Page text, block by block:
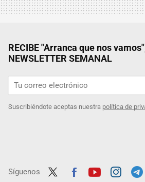
RECIBE "Arranca que nos
NEWSLETTER SEMANAL
Suscribiéndote aceptas nuestra política de
Síguenos